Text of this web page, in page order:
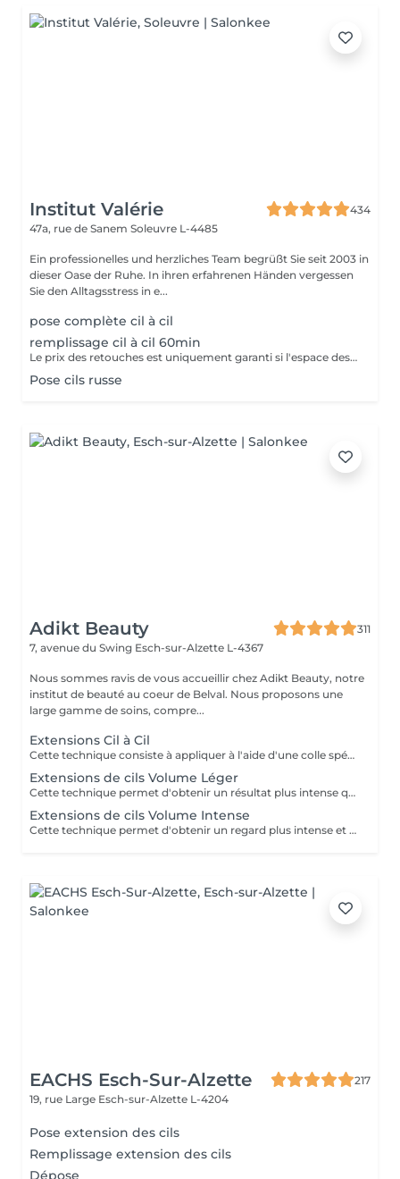
Institut Valérie
434
47a, rue de Sanem Soleuvre L-4485
Ein professionelles und herzliches Team begrüßt Sie seit 2003 in
dieser Oase der Ruhe. In ihren erfahrenen Händen vergessen
Sie den Alltagsstress in e...
pose complète cil à cil
remplissage cil à cil 60min
Le prix des retouches est uniquement garanti si l'espace des retouches est respecté et si la cliente a respecté les consignes de soins à domicile.
Pose cils russe
Adikt Beauty
311
7, avenue du Swing Esch-sur-Alzette L-4367
Nous sommes ravis de vous accueillir chez Adikt Beauty, notre
institut de beauté au coeur de Belval. Nous proposons une
large gamme de soins, compre...
Extensions Cil à Cil
Cette technique consiste à appliquer à l'aide d'une colle spécifique une extension de cil sur chacun des cils naturels, donnant un effet plus naturel. Une dépose de cils devra être effectuée si votre dernière pose d'extensions de cils a été réalisée dans un institut extérieur. Sélectionnez la dépose de cils puis la pose d'extensions de cils de votre choix. A savoir pour la pose d'extensions de cils : chaque pose d'extensions de cils est différente, cela dépend du nombre de cils naturels et de la longueur de ceux-ci. La longueur et la courbure des extensions de cils peuvent varier selon la demande. Le remplissage devra être fait au bout de 2 ou 3 semaines selon la tenue des cils qui dépend du cycle naturel des cils ainsi que de leur santé. Une carte bancaire est requise pour ce service mais ne sera débitée qu'en cas de non-présentation sans préavis. Aucun frais ne sera appliqué si vous annulez votre rendez-vous par téléphone ou par vous-même en ligne.
Extensions de cils Volume Léger
Cette technique permet d'obtenir un résultat plus intense que le cil a cil et moins fourni que le volume russe. Une dépose de cils devra être effectuée si votre dernière pose d'extensions de cils a été réalisée dans un institut extérieur. Sélectionnez la dépose de cils puis la pose d'extensions de cils. A savoir pour la pose d'extensions de cils : chaque pose d'extensions de cils est différente, cela dépend du nombre de cils naturels et de la longueur de ceux-ci. La longueur et la courbure des extensions de cils peuvent varier selon la demande. Le remplissage devra être fait au bout de 2 ou 3 semaines selon la tenue des cils qui dépend du cycle naturel des cils ainsi que de leur santé. Une carte bancaire est requise pour ce service mais ne sera débitée qu'en cas de non-présentation sans préavis. Aucun frais ne sera appliqué si vous annulez votre rendez-vous par téléphone ou par vous-même en ligne.
Extensions de cils Volume Intense
Cette technique permet d'obtenir un regard plus intense et dense grâce aux extensions de cils qui sont déposées sur les cils naturels en bouquets. Une dépose de cils devra être effectuée si votre dernière pose d'extensions de cils a été réalisée dans un institut extérieur. Sélectionnez la dépose de cils puis la pose d'extensions de cils de votre choix. Accessible à partir de 18 ans. A savoir pour la pose d'extensions de cils : chaque pose d'extensions de cils est différente, cela dépend du nombre de cils naturels et de la longueur de ceux-ci. La longueur et la courbure des extensions de cils peuvent varier selon la demande. Le remplissage devra être fait au bout de 2 ou 3 semaines selon la tenue des cils qui dépend du cycle naturel des cils ainsi que de leur santé. Une carte bancaire est requise pour ce service mais ne sera débitée qu'en cas de non-présentation sans préavis. Aucun frais ne sera appliqué si vous annulez votre rendez-vous par téléphone ou par vous-même en ligne.
EACHS Esch-Sur-Alzette
217
19, rue Large Esch-sur-Alzette L-4204
Pose extension des cils
Remplissage extension des cils
Dépose